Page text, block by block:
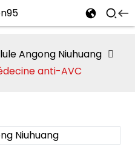
Angong Niuhuang
anti-AVC